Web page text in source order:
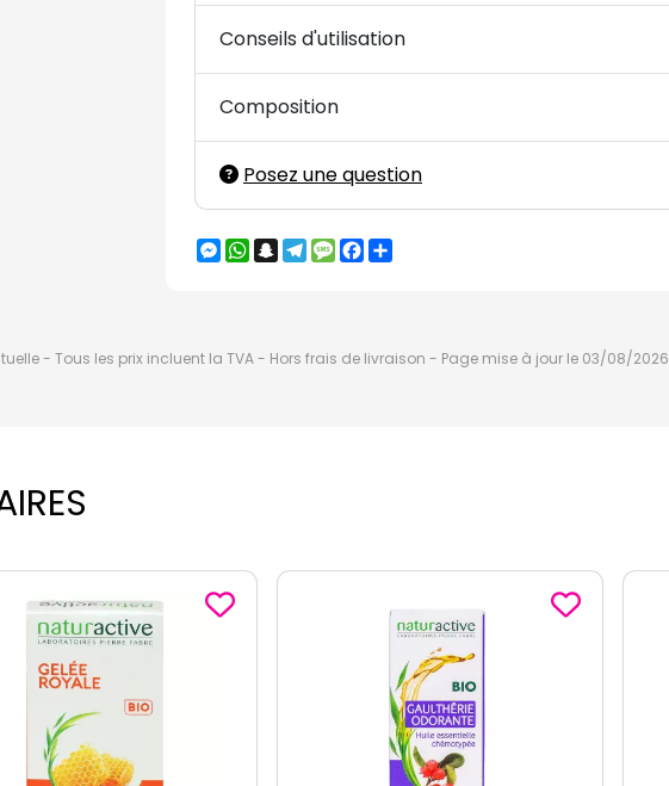
Conseils d'utilisation
Composition
Posez une question
Messenger
WhatsApp
Snapchat
Telegram
MessageFacebook
- Tous les prix incluent la TVA - Hors frais de livraison - Page mise à jour le 03/08/2026